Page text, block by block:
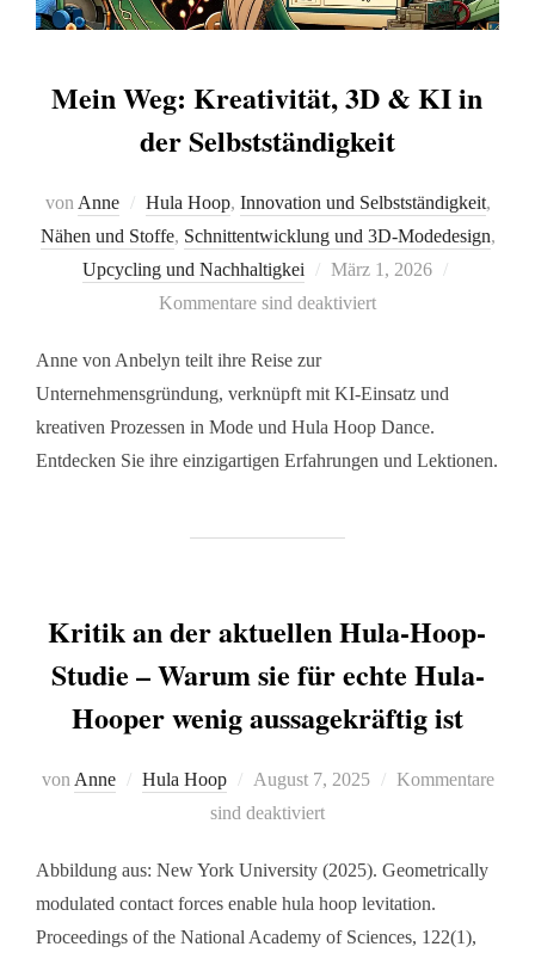
Mein Weg: Kreativität, 3D & KI in
der Selbstständigkeit
von Anne Hula Hoop, Innovation und Selbstständigkeit,
Nähen und Stoffe, Schnittentwicklung und 3D-Modedesign,
Upcycling und Nachhaltigkei
März 1, 2026
Kommentare sind deaktiviert
Anne von Anbelyn teilt ihre Reise zur
Unternehmensgründung, verknüpft mit KI-Einsatz und
kreativen Prozessen in Mode und Hula Hoop Dance.
Entdecken Sie ihre einzigartigen Erfahrungen und Lektionen.
Kritik an der aktuellen Hula-Hoop-
Studie – Warum sie für echte Hula-
Hooper wenig aussagekräftig ist
von Anne Hula Hoop August 7, 2025
Kommentare
sind deaktiviert
Abbildung aus: New York University (2025). Geometrically
modulated contact forces enable hula hoop levitation.
Proceedings of the National Academy of Sciences, 122(1),